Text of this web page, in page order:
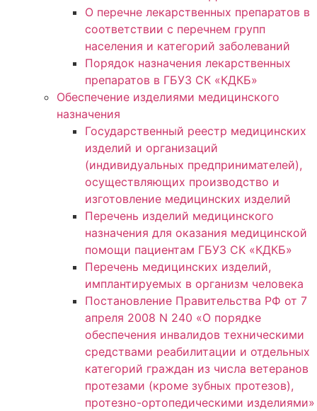
О перечне лекарственных препаратов в
соответствии с перечнем групп
населения и категорий заболеваний
Порядок назначения лекарственных
препаратов в ГБУЗ СК «КДКБ»
Обеспечение изделиями медицинского
назначения
Государственный реестр медицинских
изделий и организаций
(индивидуальных предпринимателей),
осуществляющих производство и
изготовление медицинских изделий
Перечень изделий медицинского
назначения для оказания медицинской
помощи пациентам ГБУЗ СК «КДКБ»
Перечень медицинских изделий,
имплантируемых в организм человека
Постановление Правительства РФ от 7
апреля 2008 N 240 «О порядке
обеспечения инвалидов техническими
средствами реабилитации и отдельных
категорий граждан из числа ветеранов
протезами (кроме зубных протезов),
протезно-ортопедическими изделиями»